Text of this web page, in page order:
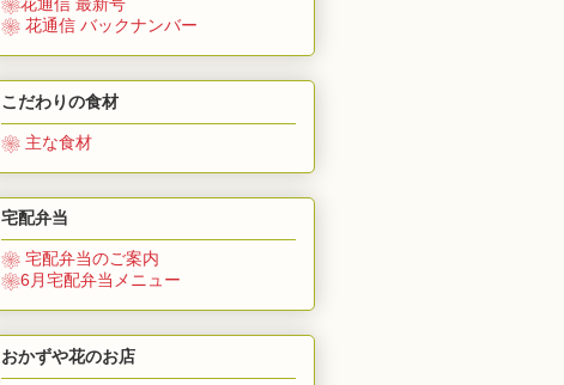
❀花通信 最新号
❀ 花通信 バックナンバー
こだわりの食材
❀ 主な食材
宅配弁当
❀ 宅配弁当のご案内
❀6月宅配弁当メニュー
おかずや花のお店